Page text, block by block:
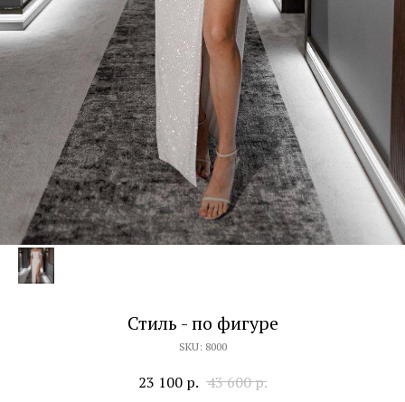
Стиль - по фигуре
SKU: 8000
23 100 р. 43 600р.